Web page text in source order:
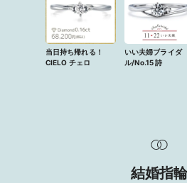
当日持ち帰れる！
CIELO チェロ
いい夫婦ブライダ
ル/No.15 詩
結婚指